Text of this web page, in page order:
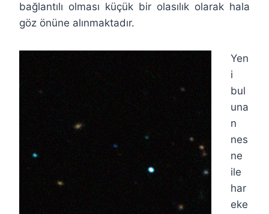
bağlantılı olması küçük bir olasılık olarak hala
göz önüne alınmaktadır.
Yen
i
bul
una
n
nes
ne
ile
har
eke